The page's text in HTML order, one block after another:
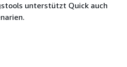
unterstützt Quick auch